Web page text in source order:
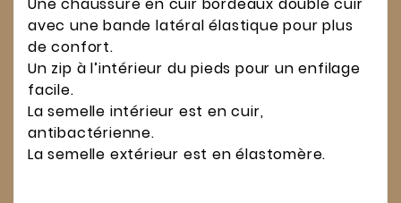
Une chaussure en cuir bordeaux doublé cuir
avec une bande latéral élastique pour plus
de confort.
Un zip à l’intérieur du pieds pour un enfilage
facile.
La semelle intérieur est en cuir,
antibactérienne.
La semelle extérieur est en élastomère.